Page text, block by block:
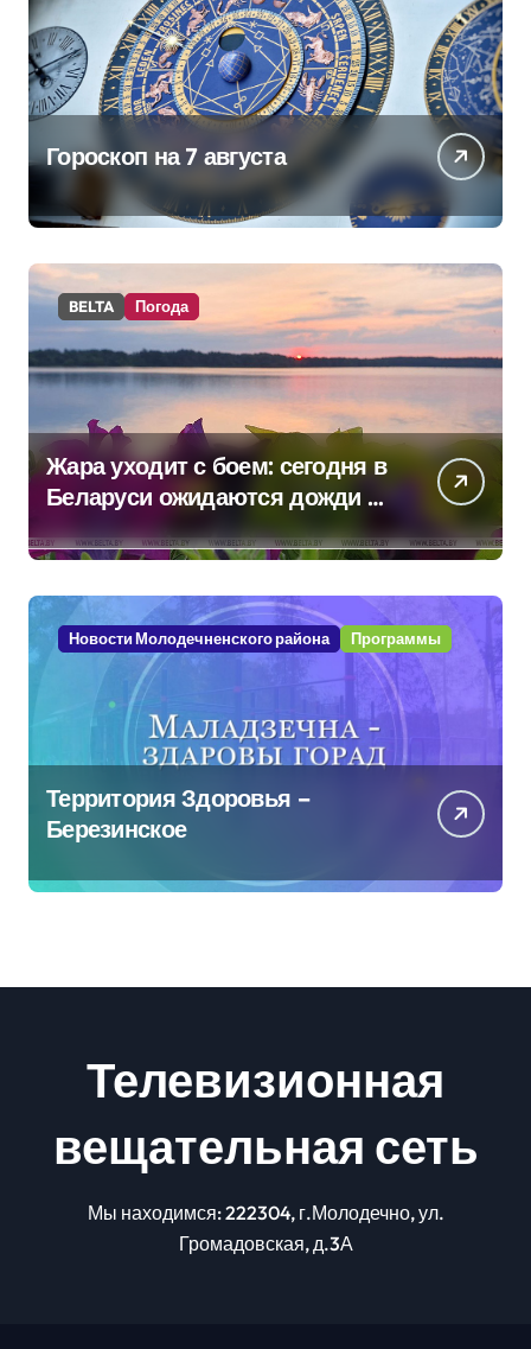
Гороскоп на 7 августа
BELTA Погода
Жара уходит с боем: сегодня в
Беларуси ожидаются дожди и
грозы
Новости Молодечненского района Программы
Территория Здоровья –
Березинское
Телевизионная
вещательная сеть
Мы находимся: 222304, г.Молодечно, ул.
Громадовская, д.3А